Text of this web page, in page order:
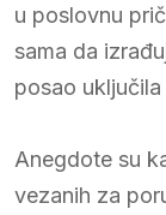
u poslovnu
sama da
posao
Anegdote su
vezanih za